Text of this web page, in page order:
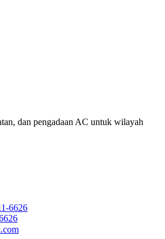
dan pengadaan AC untuk wilayah
6626